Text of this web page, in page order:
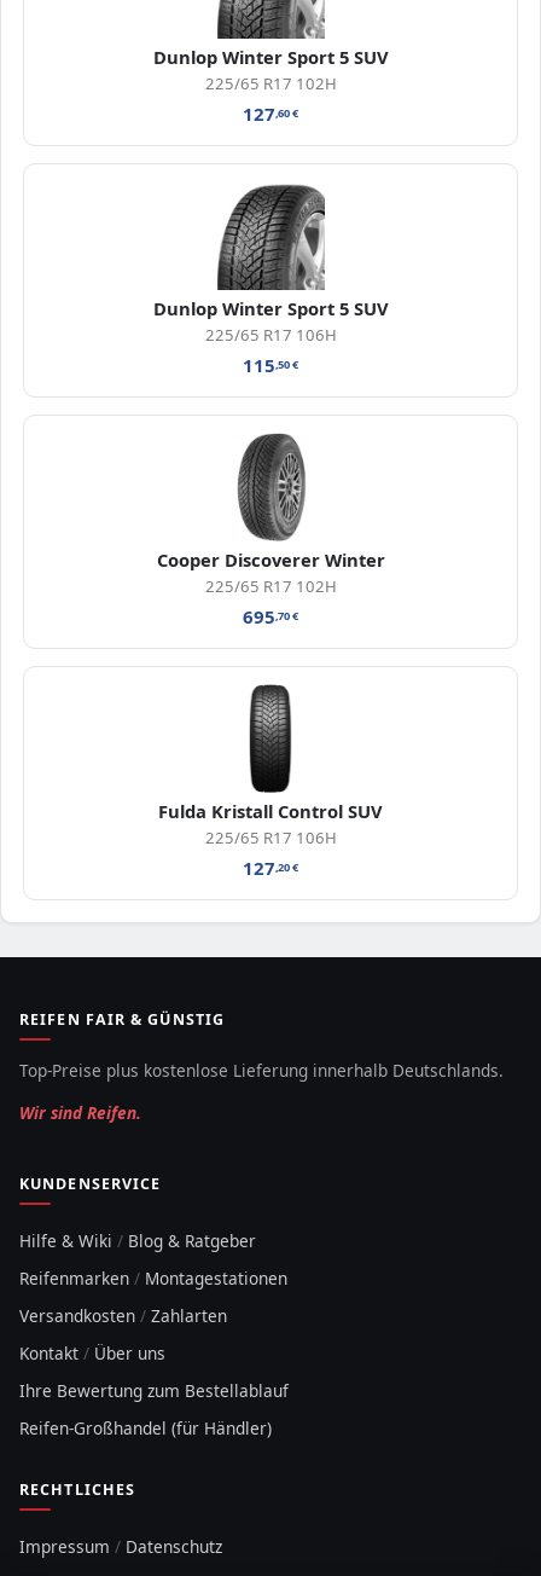
Dunlop Winter Sport 5 SUV
225/65 R17 102H
127,60€
Dunlop Winter Sport 5 SUV
225/65 R17 106H
115,50€
Cooper Discoverer Winter
225/65 R17 102H
695,70€
Fulda Kristall Control SUV
225/65 R17 106H
127,20€
REIFEN FAIR & GÜNSTIG
Top-Preise plus kostenlose Lieferung innerhalb Deutschlands.
Wir sind Reifen.
KUNDENSERVICE
Hilfe & Wiki / Blog & Ratgeber
Reifenmarken / Montagestationen
Versandkosten / Zahlarten
Kontakt / Über uns
Ihre Bewertung zum Bestellablauf
Reifen-Großhandel (für Händler)
RECHTLICHES
Impressum / Datenschutz